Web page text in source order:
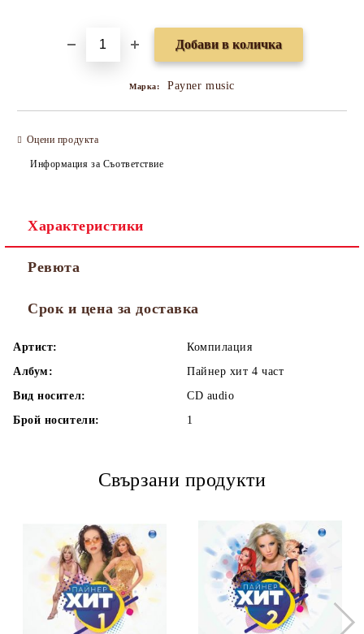
Марка: Payner music
Оцени продукта
Информация за Съответствие
Характеристики
Ревюта
Срок и цена за доставка
Артист:
Компилация
Албум:
Пайнер хит 4 част
Вид носител:
CD audio
Брой носители:
1
Свързани продукти